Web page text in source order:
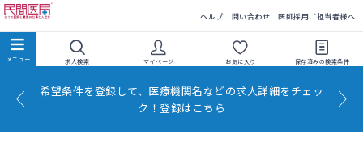
ヘルプ 問い合わせ 医師採用ご担当者様へ
求人検索 マイページ お気に入り 保存済みの検索条件
希望条件を登録して、医療機関名などの求人詳細をチェッ
ク！登録はこちら